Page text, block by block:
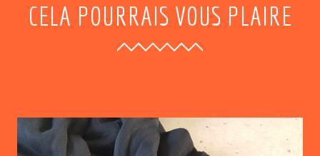
CELA POURRAIS VOUS PLAIRE